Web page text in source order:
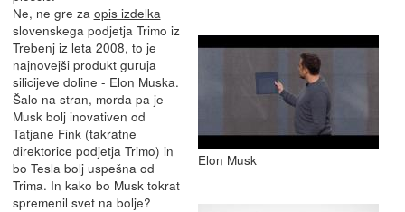
Elon Musk
Ne, ne gre za opis izdelka
slovenskega podjetja Trimo iz
Trebenj iz leta 2008, to je
najnovejši produkt guruja
silicijeve doline - Elon Muska.
Šalo na stran, morda pa je
Musk bolj inovativen od
Tatjane Fink (takratne
direktorice podjetja Trimo) in
bo Tesla bolj uspešna od
Trima. In kako bo Musk tokrat
spremenil svet na bolje?